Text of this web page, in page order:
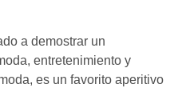
a demostrar un
entretenimiento y
es un favorito aperitivo